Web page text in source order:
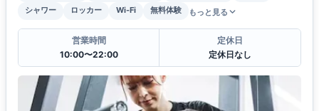
シャワー
ロッカー Wi-Fi 無料体験 もっと見る
営業時間
10:00〜22:00
定休日
定休日なし